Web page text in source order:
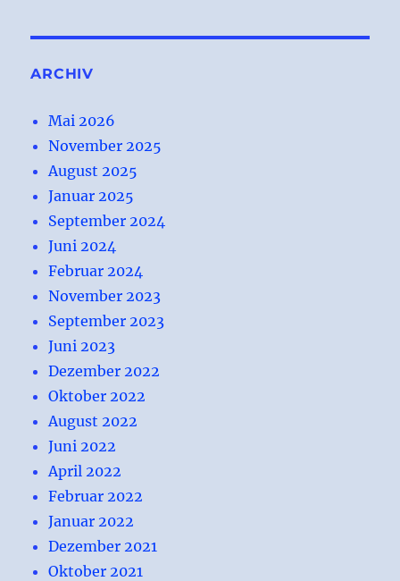
ARCHIV
Mai 2026
November 2025
August 2025
Januar 2025
September 2024
Juni 2024
Februar 2024
November 2023
September 2023
Juni 2023
Dezember 2022
Oktober 2022
August 2022
Juni 2022
April 2022
Februar 2022
Januar 2022
Dezember 2021
Oktober 2021